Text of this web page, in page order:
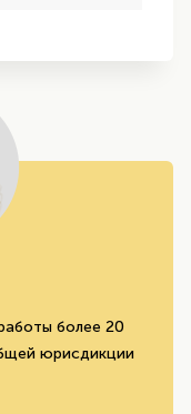
более 20
юрисдикции